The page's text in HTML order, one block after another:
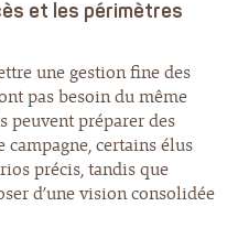
et les périmètres
une gestion fine des
pas besoin du même
peuvent préparer des
campagne, certains élus
précis, tandis que
d’une vision consolidée